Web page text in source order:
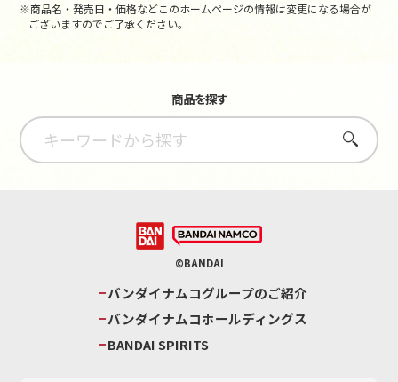
※商品名・発売日・価格などこのホームページの情報は変更になる場合が
ございますのでご了承ください。
商品を探す
さがす
©BANDAI
バンダイナムコグループのご紹介
バンダイナムコホールディングス
BANDAI SPIRITS